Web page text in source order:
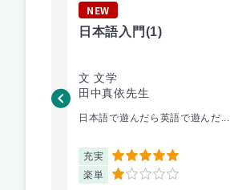
NEW
日本語入門(1)
文 文学
田中真依先生
日本語で遊んだら英語で遊んだ...
充実 5
楽単 1